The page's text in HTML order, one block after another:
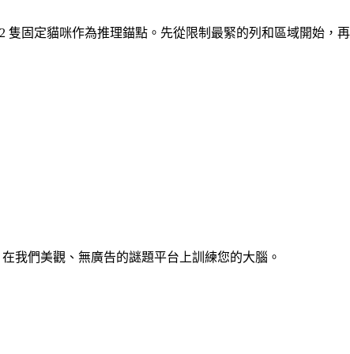
隻固定貓咪作為推理錨點。先從限制最緊的列和區域開始，
我們美觀、無廣告的謎題平台上訓練您的大腦。